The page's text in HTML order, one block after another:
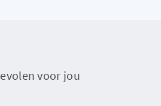
voor jou